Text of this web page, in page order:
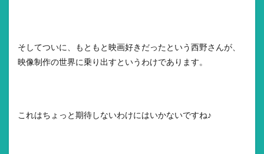
そしてついに、もともと映画好きだったという西野さんが、
映像制作の世界に乗り出すというわけであります。
これはちょっと期待しないわけにはいかないですね♪